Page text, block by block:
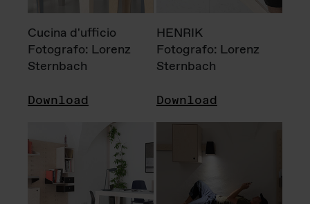
Cucina d'ufficio
Fotografo: Lorenz
Sternbach
Download
HENRIK
Fotografo: Lorenz
Sternbach
Download